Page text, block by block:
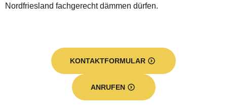
Nordfriesland fachgerecht dämmen dürfen.
KONTAKTFORMULAR
ANRUFEN